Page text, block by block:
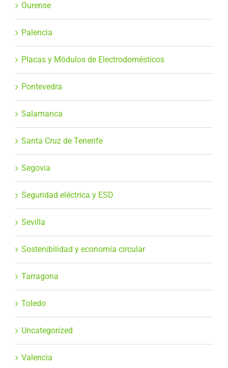
Ourense
Palencia
Placas y Módulos de Electrodomésticos
Pontevedra
Salamanca
Santa Cruz de Tenerife
Segovia
Seguridad eléctrica y ESD
Sevilla
Sostenibilidad y economía circular
Tarragona
Toledo
Uncategorized
Valencia